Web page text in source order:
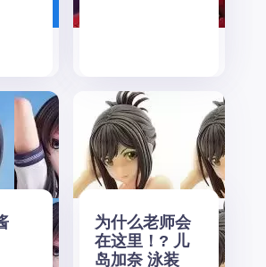
为什么老师会
在这里！? 儿
岛加奈 泳装